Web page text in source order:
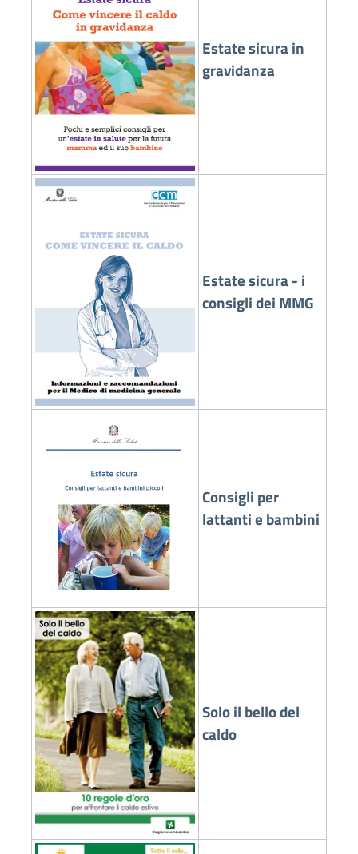
Estate sicura in
gravidanza
Estate sicura - i
consigli dei MMG
Consigli per
lattanti e bambini
Solo il bello del
caldo